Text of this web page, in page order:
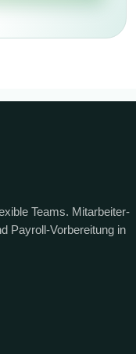
Teams. Mitarbeiter-
Payroll-Vorbereitung in